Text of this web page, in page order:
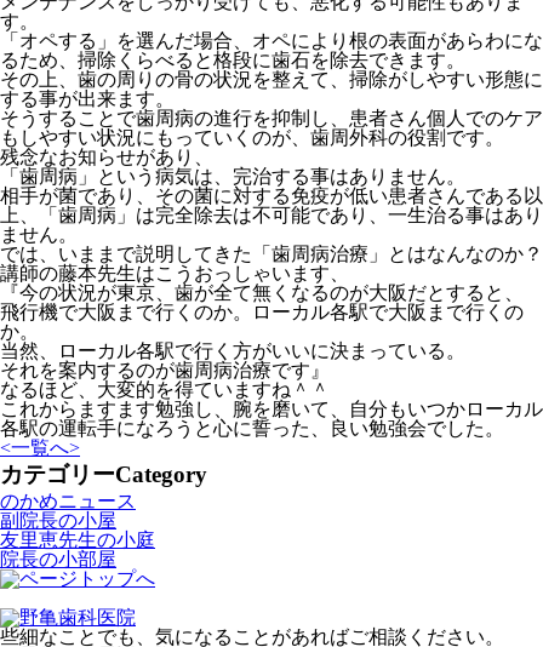
す。
「オペする」を選んだ場合、オペにより根の表面があらわにな
るため、掃除くらべると格段に歯石を除去できます。
その上、歯の周りの骨の状況を整えて、掃除がしやすい形態に
する事が出来ます。
そうすることで歯周病の進行を抑制し、患者さん個人でのケア
もしやすい状況にもっていくのが、歯周外科の役割です。
残念なお知らせがあり、
「歯周病」という病気は、完治する事はありません。
相手が菌であり、その菌に対する免疫が低い患者さんである以
上、「歯周病」は完全除去は不可能であり、一生治る事はあり
ません。
では、いままで説明してきた「歯周病治療」とはなんなのか？
講師の藤本先生はこうおっしゃいます、
『今の状況が東京、歯が全て無くなるのが大阪だとすると、
飛行機で大阪まで行くのか。ローカル各駅で大阪まで行くの
か。
当然、ローカル各駅で行く方がいいに決まっている。
それを案内するのが歯周病治療です』
なるほど、大変的を得ていますね＾＾
これからますます勉強し、腕を磨いて、自分もいつかローカル
各駅の運転手になろうと心に誓った、良い勉強会でした。
<一覧へ>
カテゴリーCategory
のかめニュース
副院長の小屋
友里恵先生の小庭
院長の小部屋
些細なことでも、気になることがあればご相談ください。